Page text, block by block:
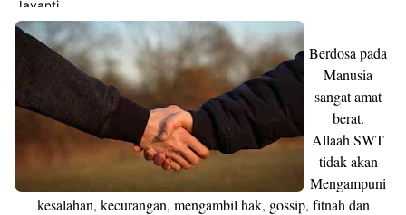
Premium
Raushan
Design
With
Shroff
Templates
Berdosa pada
Manusia
sangat amat
berat.
Allaah SWT
tidak akan
Mengampuni
kesalahan, kecurangan, mengambil hak, gossip, fitnah dan